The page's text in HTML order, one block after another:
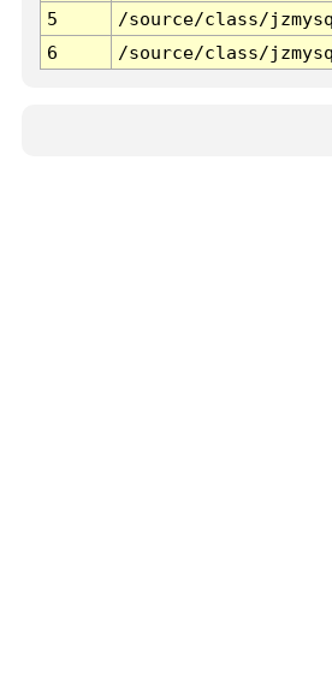
5
/source/class/
6
/source/class/